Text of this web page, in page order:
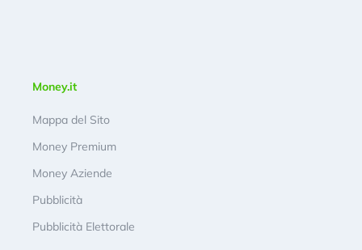
Money.it
Mappa del Sito
Money Premium
Money Aziende
Pubblicità
Pubblicità Elettorale